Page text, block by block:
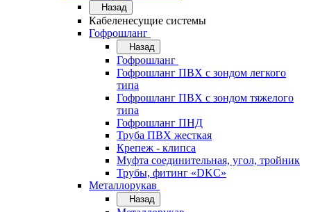
Назад
Кабеленесущие системы
Гофрошланг
Назад
Гофрошланг
Гофрошланг ПВХ с зондом легкого
типа
Гофрошланг ПВХ с зондом тяжелого
типа
Гофрошланг ПНД
Труба ПВХ жесткая
Крепеж - клипса
Муфта соединительная, угол, тройник
Трубы, фитинг «DKC»
Металлорукав
Назад